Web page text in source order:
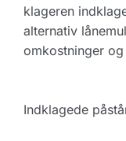
klageren
alternativ
omkostninger og
Indklagede